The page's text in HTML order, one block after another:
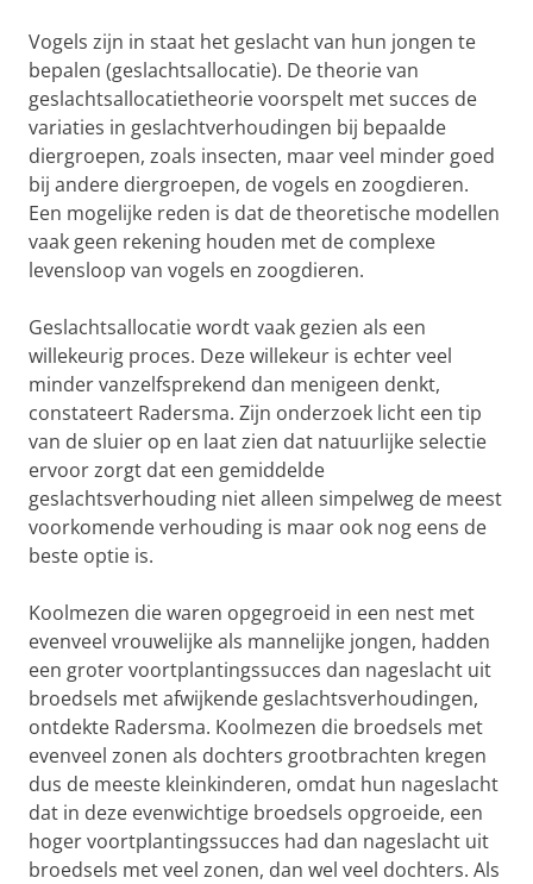
Vogels zijn in staat het geslacht van hun jongen te
bepalen (geslachtsallocatie). De theorie van
geslachtsallocatietheorie voorspelt met succes de
variaties in geslachtverhoudingen bij bepaalde
diergroepen, zoals insecten, maar veel minder goed
bij andere diergroepen, de vogels en zoogdieren.
Een mogelijke reden is dat de theoretische modellen
vaak geen rekening houden met de complexe
levensloop van vogels en zoogdieren.
Geslachtsallocatie wordt vaak gezien als een
willekeurig proces. Deze willekeur is echter veel
minder vanzelfsprekend dan menigeen denkt,
constateert Radersma. Zijn onderzoek licht een tip
van de sluier op en laat zien dat natuurlijke selectie
ervoor zorgt dat een gemiddelde
geslachtsverhouding niet alleen simpelweg de meest
voorkomende verhouding is maar ook nog eens de
beste optie is.
Koolmezen die waren opgegroeid in een nest met
evenveel vrouwelijke als mannelijke jongen, hadden
een groter voortplantingssucces dan nageslacht uit
broedsels met afwijkende geslachtsverhoudingen,
ontdekte Radersma. Koolmezen die broedsels met
evenveel zonen als dochters grootbrachten kregen
dus de meeste kleinkinderen, omdat hun nageslacht
dat in deze evenwichtige broedsels opgroeide, een
hoger voortplantingssucces had dan nageslacht uit
broedsels met veel zonen, dan wel veel dochters. Als